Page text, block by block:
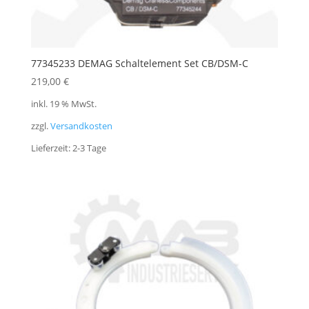
77345233 DEMAG Schaltelement Set CB/DSM-C
219,00 €
inkl. 19 % MwSt.
zzgl.Versandkosten
Lieferzeit:2-3 Tage